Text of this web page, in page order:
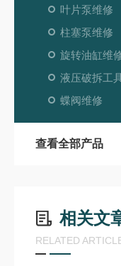
叶片泵维修
柱塞泵维修
旋转油缸维
液压破拆工
蝶阀维修
查看全部产品
相关文
RELATED